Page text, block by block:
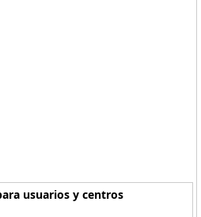
usuarios y centros